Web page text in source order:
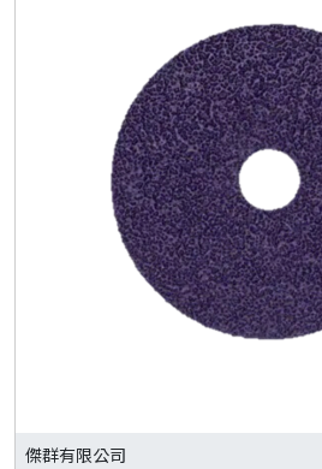
傑群有限公司